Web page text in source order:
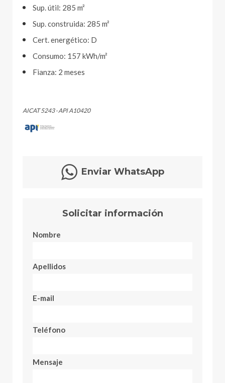
Sup. útil: 285 m²
Sup. construida: 285 m²
Cert. energético: D
Consumo: 157 kWh/m²
Fianza: 2 meses
AICAT 5243 · API A10420
Enviar WhatsApp
Solicitar información
Nombre
Apellidos
E-mail
Teléfono
Mensaje